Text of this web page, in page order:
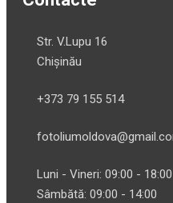
Str. V.Lupu 16
Chișinău
+373 79 155 514
Luni - Vineri: 09:00 - 18:00
Sâmbătă: 09:00 - 14:00